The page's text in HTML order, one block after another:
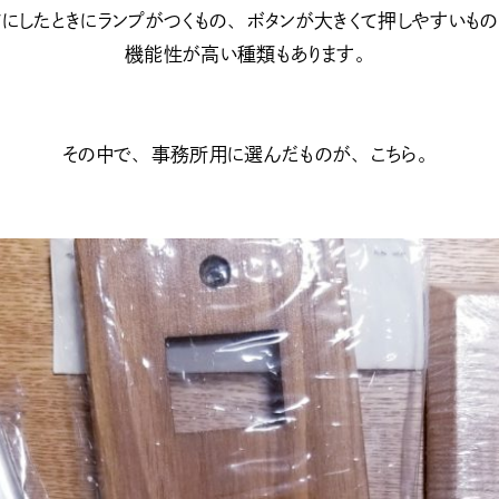
したときにランプがつくもの、ボタンが大きくて押しやすいも
機能性が高い種類もあります。
その中で、事務所用に選んだものが、こちら。